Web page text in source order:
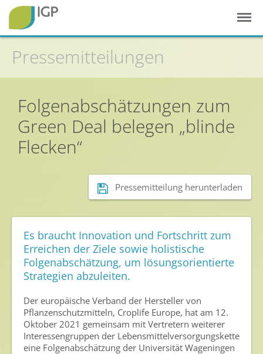
Gesunde Pflanzen
In der Landwirtschaft
Integrierter Pflanzenschutz
Geschichte des Pflanzenschutzes
Forschung & Entwicklung
Umweltschutz
Gesunde Nahrung
Sichere Lebensmittel
Zulassung
Pressemitteilungen
Folgenabschätzungen zum
Green Deal belegen „blinde
Flecken“
Pressemitteilung herunterladen
Es braucht Innovation und Fortschritt zum
Erreichen der Ziele sowie holistische
Folgenabschätzung, um lösungsorientierte
Strategien abzuleiten.
Der europäische Verband der Hersteller von
Pflanzenschutzmitteln, Croplife Europe, hat am 12.
Oktober 2021 gemeinsam mit Vertretern weiterer
Interessengruppen der Lebensmittelversorgungskette
eine Folgenabschätzung der Universität Wageningen